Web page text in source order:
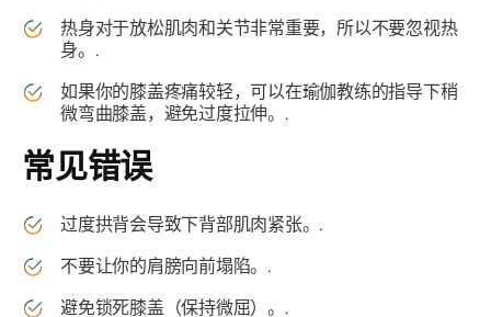
热身对于放松肌肉和关节非常重要，所以不要忽视热
身。.
如果你的膝盖疼痛较轻，可以在瑜伽教练的指导下稍
微弯曲膝盖，避免过度拉伸。.
常见错误
过度拱背会导致下背部肌肉紧张。.
不要让你的肩膀向前塌陷。.
避免锁死膝盖（保持微屈）。.